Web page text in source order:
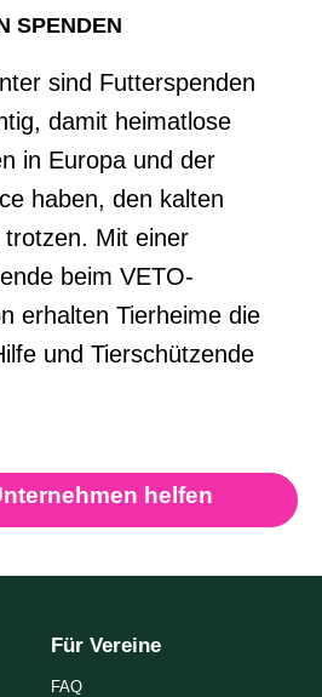
SPENDEN
sind Futterspenden
damit heimatlose
in Europa und der
haben, den kalten
Mit einer
beim VETO-
erhalten Tierheime die
und Tierschützende
helfen
Für Vereine
FAQ